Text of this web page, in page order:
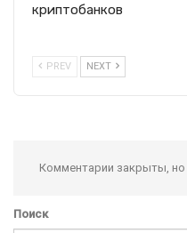
криптобанков
PREV NEXT
Комментарии закрыты, но
Поиск